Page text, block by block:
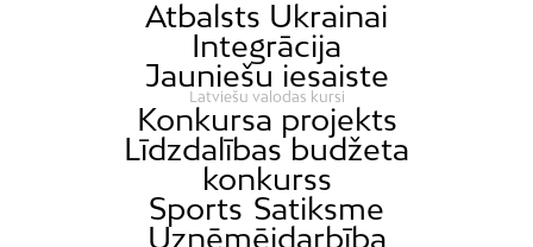
Atbalsts Ukrainai
Integrācija
Jauniešu iesaiste
Latviešu valodas kursi
Konkursa projekts
Līdzdalības budžeta
konkurss
Sports Satiksme
Uzņēmējdarbība